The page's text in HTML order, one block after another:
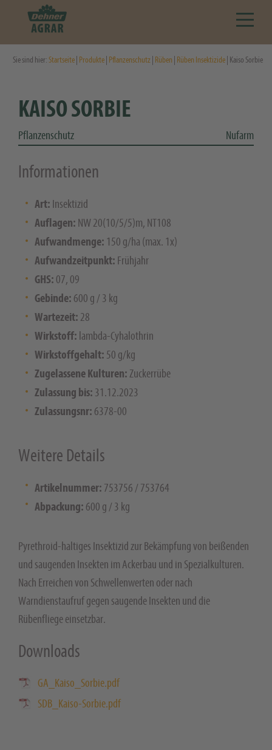
Sie sind hier:Startseite Produkte Pflanzenschutz Rüben Rüben Insektizide | Kaiso Sorbie
KAISO SORBIE
Pflanzenschutz Nufarm
Informationen
Art: Insektizid
Auflagen: NW 20(10/5/5)m, NT108
Aufwandmenge: 150 g/ha (max. 1x)
Aufwandzeitpunkt: Frühjahr
GHS: 07, 09
Gebinde: 600 g / 3 kg
Wartezeit: 28
Wirkstoff: lambda-Cyhalothrin
Wirkstoffgehalt: 50 g/kg
Zugelassene Kulturen: Zuckerrübe
Zulassung bis: 31.12.2023
Zulassungsnr: 6378-00
Weitere Details
Artikelnummer: 753756 / 753764
Abpackung: 600 g / 3 kg
Pyrethroid-haltiges Insektizid zur Bekämpfung von beißenden
und saugenden Insekten im Ackerbau und in Spezialkulturen.
Nach Erreichen von Schwellenwerten oder nach
Warndienstaufruf gegen saugende Insekten und die
Rübenfliege einsetzbar.
Downloads
GA_Kaiso_Sorbie.pdf
SDB_Kaiso-Sorbie.pdf